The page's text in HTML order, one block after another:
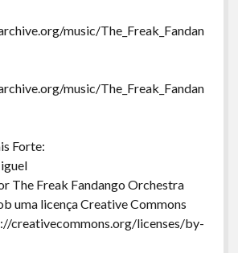
music/The_Freak_Fandan
music/The_Freak_Fandan
Forte:
The Freak Fandango Orchestra
uma licença Creative Commons
creativecommons.org/licenses/by-